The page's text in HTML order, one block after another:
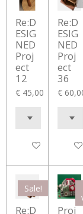
Re:D
ESIG
NED
Proj
ect
12
€ 45,00
In winkelwagen
Re:D
ESIG
NED
Proj
ect
36
€
In
Sale!
Re:D
Proj